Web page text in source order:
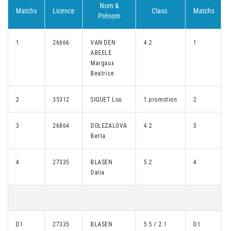
Matchs Licence
Nom &
Prénom
Class. Matchs
1 26666
VAN DEN
ABEELE
Margaux
Beatrice
4.2 1
2 35312 SIQUET Lou 1.promotion 2
3 26864
DOLEZALOVA
Berta
4.2 3
4 27335
BLASEN
Dalia
5.2 4
D1 27335
BLASEN
5.5 / 2.1
D1